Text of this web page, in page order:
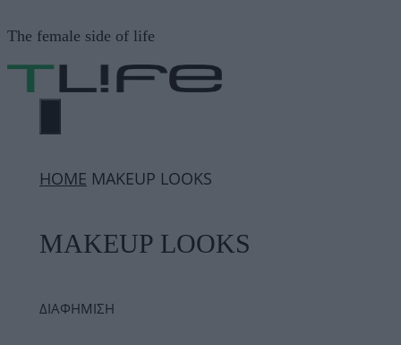
σε
περιεχόμενο
The female side of life
ΜΕΝΟΎ
ΗΟΜΕ MAKEUP LOOKS
MAKEUP LOOKS
ΔΙΑΦΗΜΙΣΗ